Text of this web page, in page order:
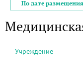
По дате размещения
Учреждение